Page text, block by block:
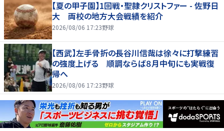
【夏の甲子園】1回戦・聖隷クリストファー - 佐野日
大 両校の地方大会戦績を紹介
2026/08/06 17:23野球
【西武】左手骨折の長谷川信哉は徐々に打撃練習
の強度上げる 順調ならば８月中旬にも実戦復
帰へ
2026/08/06 17:23野球